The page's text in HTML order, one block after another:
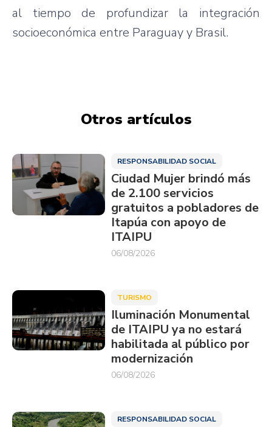
al tiempo de profundizar la integración
socioeconómica entre Paraguay y Brasil.
Otros artículos
RESPONSABILIDAD SOCIAL
Ciudad Mujer brindó más
de 2.100 servicios
gratuitos a pobladores de
Itapúa con apoyo de
ITAIPU
06/08/2026
TURISMO
Iluminación Monumental
de ITAIPU ya no estará
habilitada al público por
modernización
06/08/2026
RESPONSABILIDAD SOCIAL